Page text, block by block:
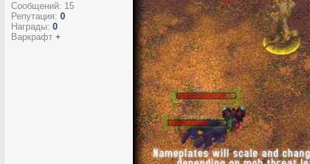
Сообщений: 15
Репутация: 0
Награды: 0
Варкрафт +